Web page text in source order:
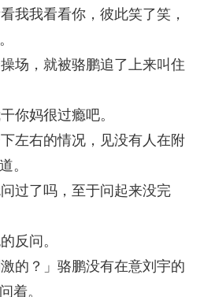
我我看看你，彼此笑了笑，
场，就被骆鹏追了上来叫住
你妈很过瘾吧。
左右的情况，见没有人在附
。
过了吗，至于问起来没完
反问。
的？」骆鹏没有在意刘宇的
着。